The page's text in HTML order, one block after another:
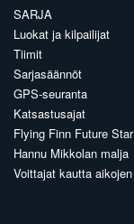
SARJA
Luokat ja kilpailijat
Tiimit
Sarjasäännöt
GPS-seuranta
Katsastusajat
Flying Finn Future Star
Hannu Mikkolan malja
Voittajat kautta aikojen